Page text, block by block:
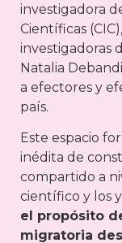
investigadora
Científicas
investigadoras
Natalia
a efectores y
país.
Este espacio
inédita de
compartido a
científico y los
el propósito
migratoria